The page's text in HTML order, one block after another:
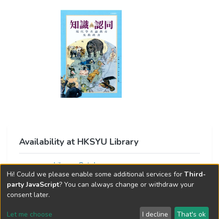
Availability at HKSYU Library
Library Catalog
Send Feedback
Hi! Could we please enable some additional services for Third-
party JavaScript? You can always change or withdraw your
consent later.
Let me choose I decline That's ok